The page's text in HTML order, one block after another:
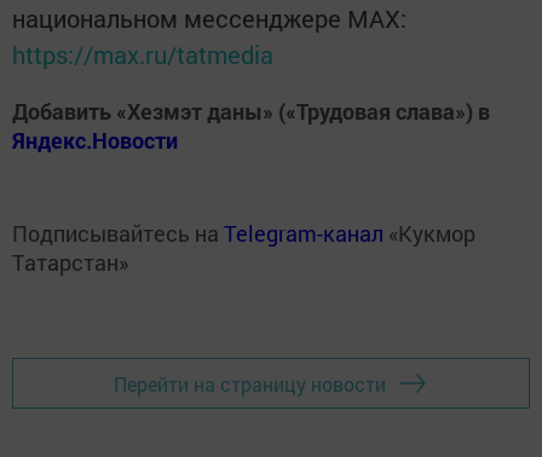
национальном мессенджере MАХ:
https://max.ru/tatmedia
Добавить «Хезмэт даны» («Трудовая слава») в
Яндекс.Новости
Подписывайтесь на Telegram-канал «Кукмор
Татарстан»
Перейти на страницу новости